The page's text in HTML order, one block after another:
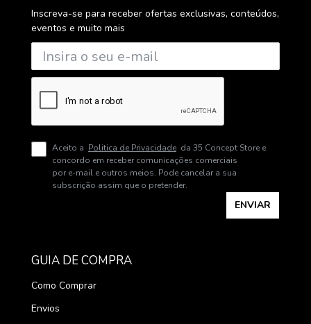
Inscreva-se para receber ofertas exclusivas, conteúdos,
eventos e muito mais
Aceito a Politica de Privacidade da 35 Concept Store e
concordo em receber comunicações comerciais
por e-mail e outros meios. Pode cancelar a sua
subscrição assim que o pretender.
ENVIAR
GUIA DE COMPRA
Como Comprar
Envios